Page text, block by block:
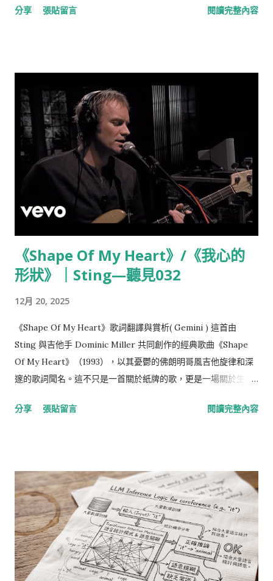
的鐘 Forget your perfect offering 忘掉你那所謂完美的奉獻
seem to hear them say 「重新開始吧」，我似乎聽見牠們這麼
說 Don't dwell on what has passed away 不要糾結於那些已經
逝去的 Or what is yet to be 或是那些尚未到來的 Ah, the
wars, they will be fought again 啊，戰爭，終將再次開打 The
holy dove, she will be caught again 神聖的鴿子，會再次被捕
獲 Bought and sold and bought again 被買賣、被交易、再被
買賣 The dove is never free 鴿子從未獲得自由
Ring the bells that still can ring 敲響那些還能發聲的鐘
Forget your perfect offering 忘掉你那所謂完美的奉獻 There
is a crack, a crack in everything 萬物皆有裂痕 That's how
the light gets in 那是光照進來的地方 We asked for signs, and
the signs were sent 我...
分享 張貼留言 閱讀完整內容
《Shape Of My Heart》/《我心的
形狀》｜Sting—聽見032
12月 20, 2025
《Shape Of My Heart》歌詞翻譯與賞析( Gemini ) 這首由
Sting 與吉他手 Dominic Miller 共同創作的經典歌曲《Shape
Of My Heart》（1993），以其憂鬱的佛朗明哥風吉他旋律和深
邃的歌詞聞名。這不只是一首關於紙牌的歌，更是一場關於生
名詞解釋、賞析以及彙整表。 1. 歌詞中英對照 (Bilingual Lyrics)
不為贏得金錢而玩 He don't play for respect 也不為贏得尊重
而戰 He deals the cards to find the answer 他發牌是為了尋找
答案 The sacred geometry of chance 尋找那「機率」中的神
聖幾何 The hidden law of a probable outcome 探索那隱藏在
可能結果後的定律 The numbers lead a dance 數字引導著一場
舞動 I know that the spades are the swords of a soldier 我
分享 張貼留言 閱讀完整內容